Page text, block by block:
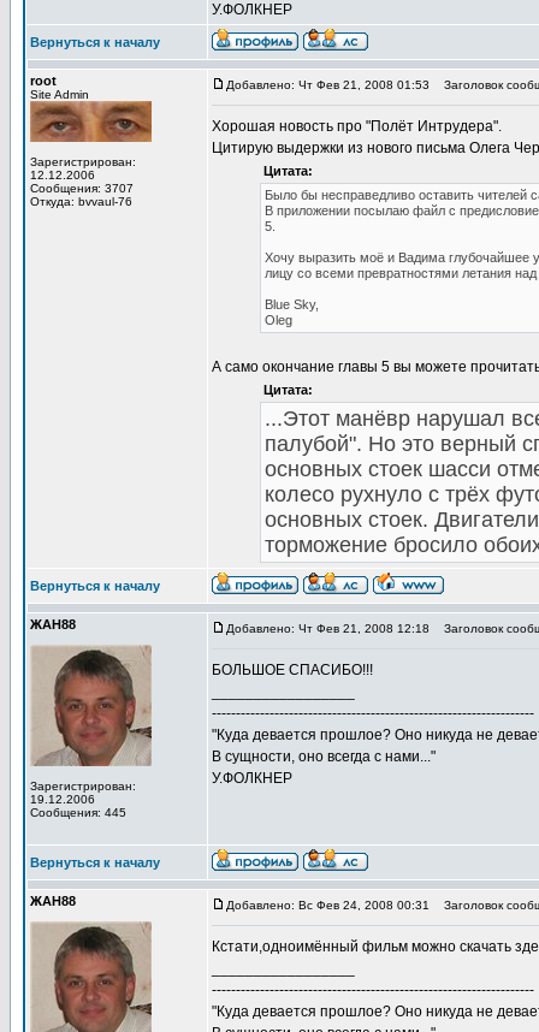
У.ФОЛКНЕР
Вернуться к началу
root
Site Admin
Зарегистрирован:
12.12.2006
Сообщения: 3707
Откуда: bvvaul-76
Добавлено: Чт Фев 21, 2008 01:53 Заголовок
Хорошая новость про "Полёт Интрудера".
Цитирую выдержки из нового письма Олега
Цитата:
Было бы несправедливо оставить чителей
В приложении посылаю файл с
5.
Хочу выразить моё и Вадима глубочайшее
лицу со всеми превратностями летания
Blue Sky,
Oleg
А само окончание главы 5 вы можете
Цитата:
...Этот манёвр нарушал
палубой". Но это верный
основных стоек шасси
колесо рухнуло с трёх
основных стоек.
торможение бросило
Вернуться к началу
ЖАН88
Зарегистрирован:
19.12.2006
Сообщения: 445
Добавлено: Чт Фев 21, 2008 12:18 Заголовок
БОЛЬШОЕ СПАСИБО!!!
-------------------------------------------------------------------
"Куда девается прошлое? Оно никуда не
В сущности, оно всегда с нами..."
У.ФОЛКНЕР
Вернуться к началу
ЖАН88 Добавлено: Вс Фев 24, 2008 00:31 Заголовок
Кстати,одноимённый фильм можно скачать
-------------------------------------------------------------------
"Куда девается прошлое? Оно никуда не